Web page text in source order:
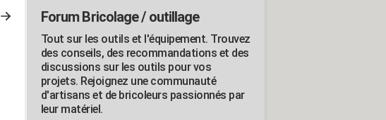
Forum Bricolage / outillage
Tout sur les outils et l'équipement. Trouvez
des conseils, des recommandations et des
discussions sur les outils pour vos
projets. Rejoignez une communauté
d'artisans et de bricoleurs passionnés par
leur matériel.